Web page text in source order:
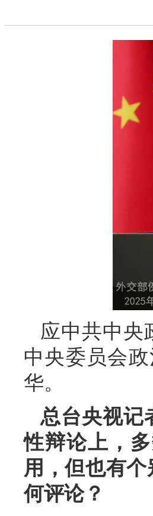
应中共中央
中央委员会
华。
总台央视记
性辩论上，
用，但也有
何评论？